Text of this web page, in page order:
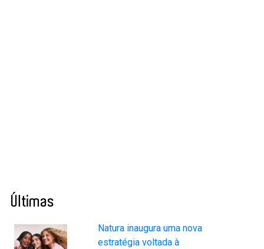
Últimas
Natura inaugura uma nova
estratégia voltada à